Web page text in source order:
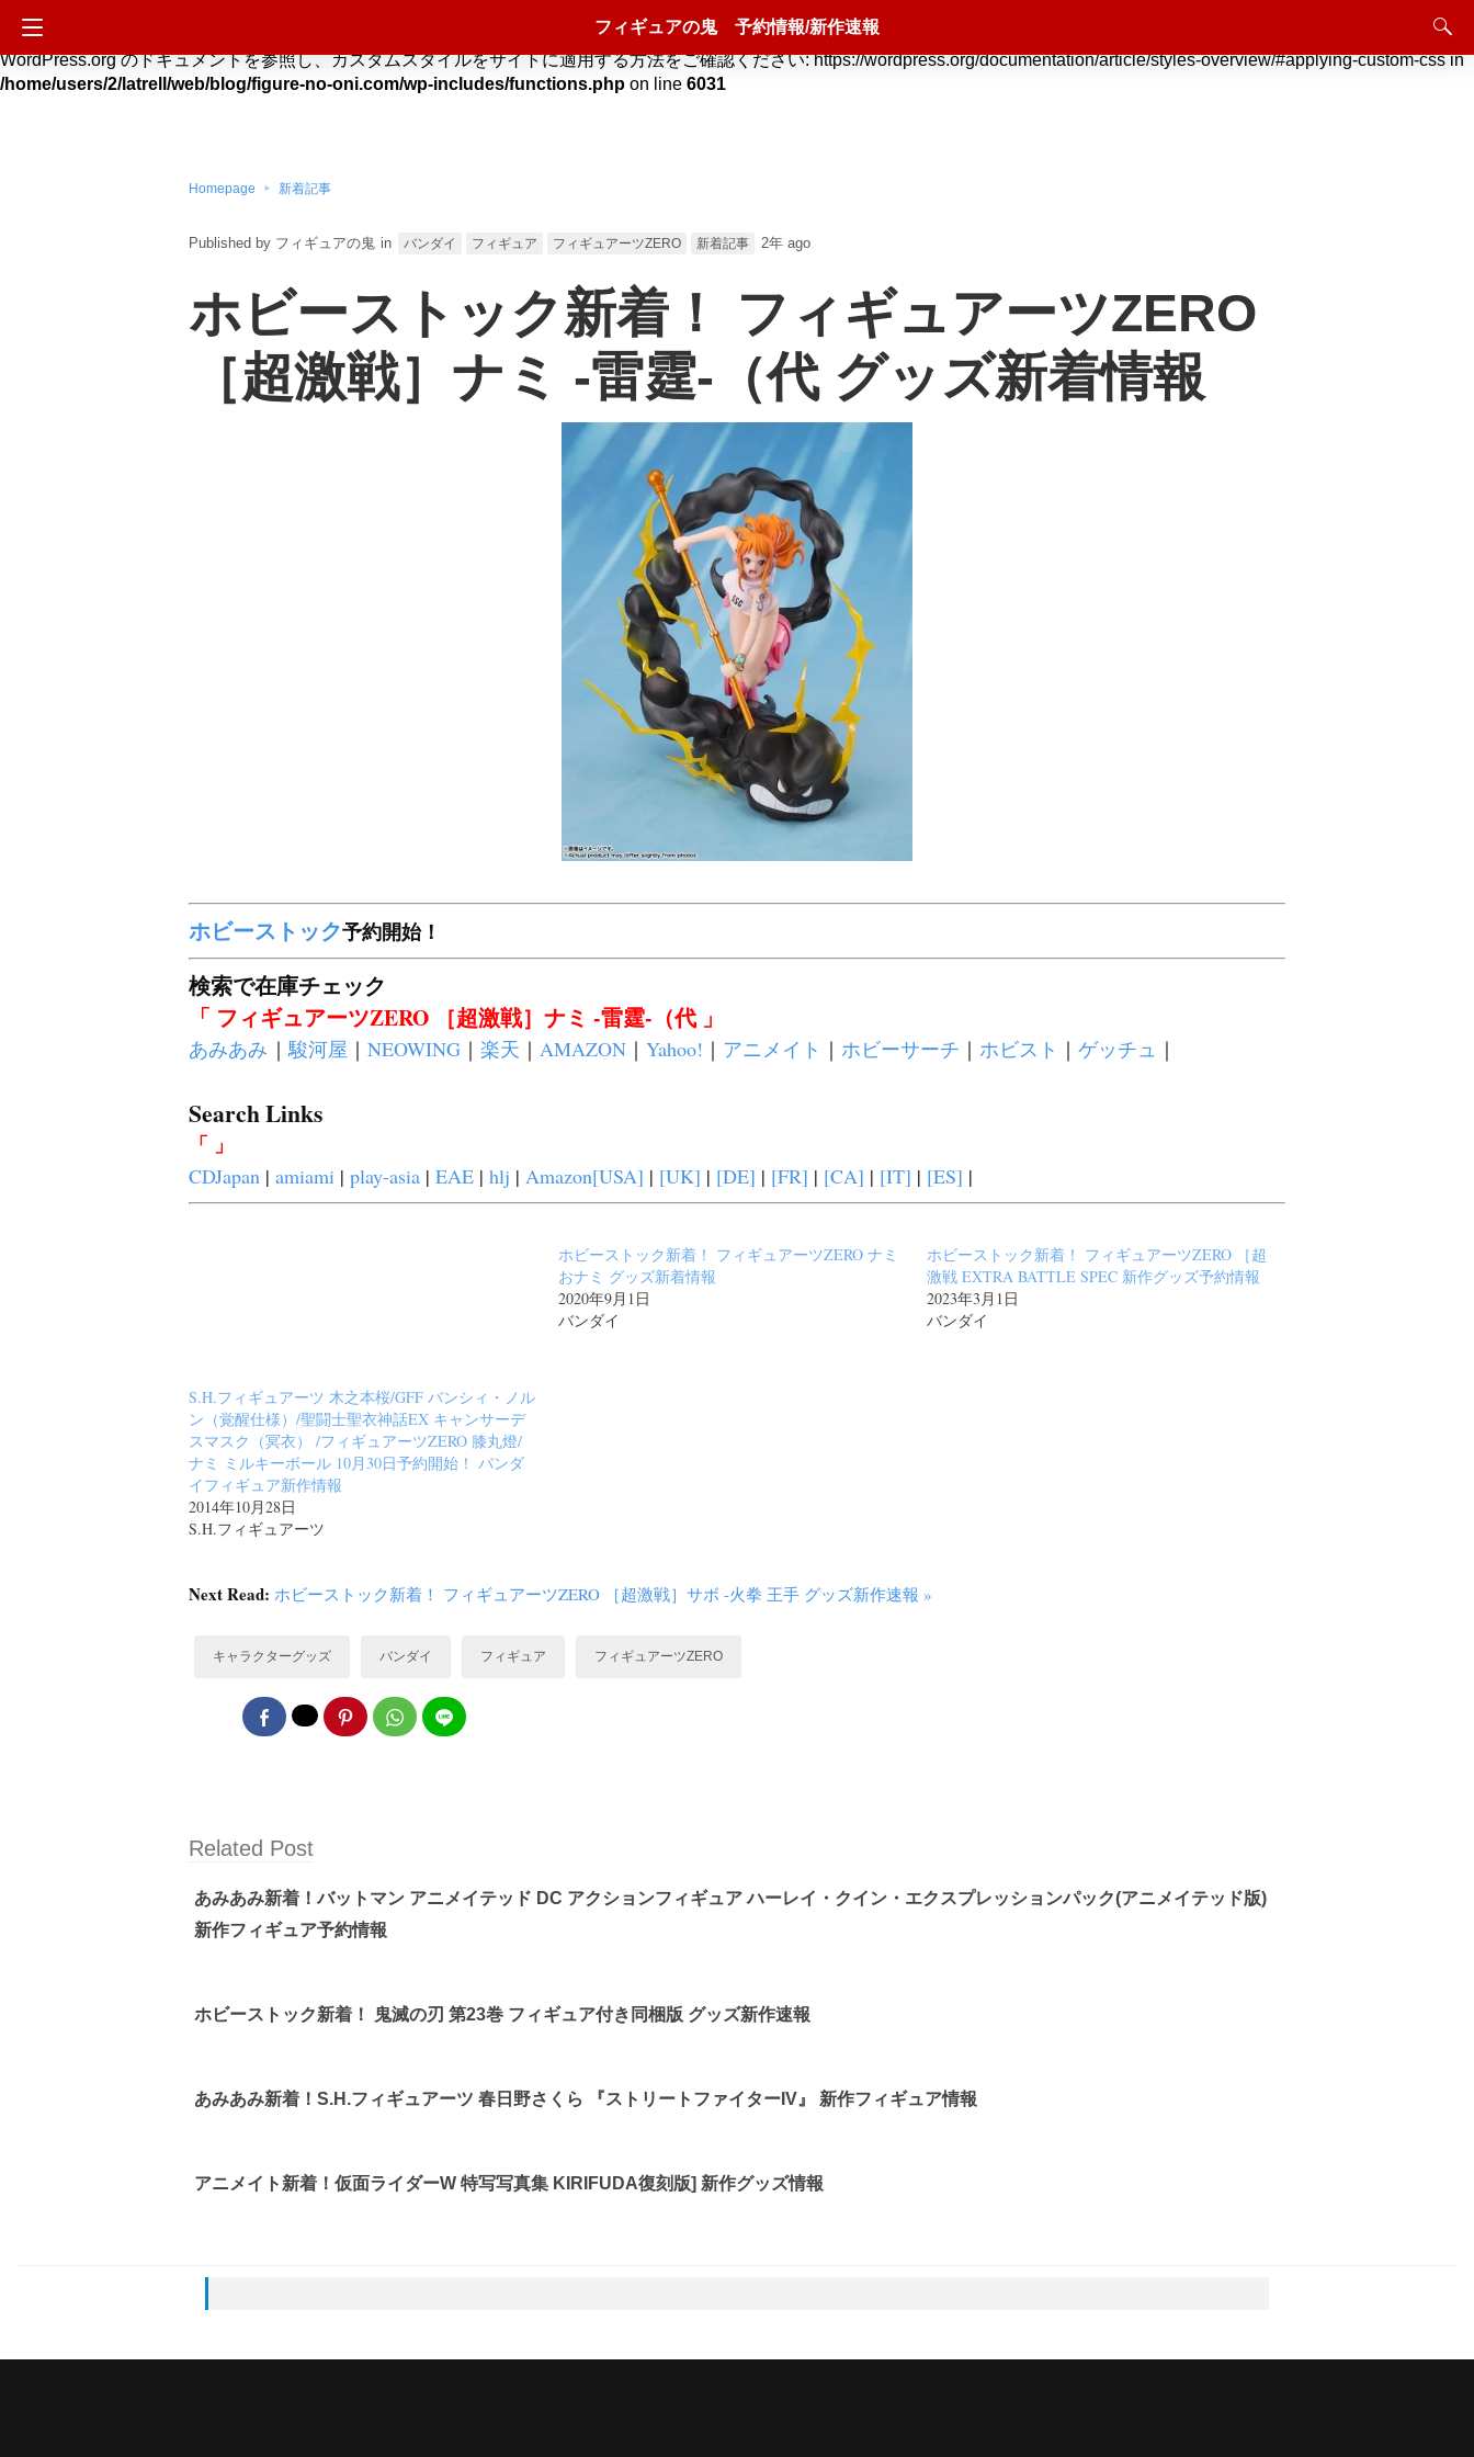
Deprecated
: Hook custom_css_loaded is deprecated since version jetpack-13.5! Use WordPress Custom CSS instead. Jetpack でのカスタム CSS のサポートは終了しました。
WordPress.org のドキュメントを参照し、カスタムスタイルをサイトに適用する方法をご確認ください: https://wordpress.org/documentation/article/styles-overview/#applying-custom-css in
/home/users/2/latrell/web/blog/figure-no-oni.com/wp-includes/functions.php on line 6031
フィギュアの鬼 予約情報/新作速報
Homepage 新着記事
フィギュアの鬼 in バンダイ フィギュア フィギュアーツZERO 新着記事 2年 ago
ホビーストック新着！ フィギュアーツZERO
［超激戦］ナミ -雷霆-（代 グッズ新着情報
ホビーストック予約開始！
検索で在庫チェック
「 フィギュアーツZERO ［超激戦］ナミ -雷霆-（代 」
あみあみ ｜駿河屋 ｜ NEOWING ｜ 楽天 ｜ AMAZON ｜ Yahoo! ｜ アニメイト ｜ ホビーサーチ ｜ ホビスト ｜ ゲッチュ ｜
Search Links
「 」
CDJapan | amiami | play-asia | EAE | hlj | Amazon[USA] | [UK] | [DE] | [FR] | [CA] | [IT] | [ES] |
S.H.フィギュアーツ 木之本桜/GFF バンシィ・ノル
ン（覚醒仕様）/聖闘士聖衣神話EX キャンサーデ
スマスク（冥衣） /フィギュアーツZERO 膝丸燈/
ナミ ミルキーボール 10月30日予約開始！ バンダ
イフィギュア新作情報
2014年10月28日
S.H.フィギュアーツ
ホビーストック新着！ フィギュアーツZERO ナミ
おナミ グッズ新着情報
2020年9月1日
バンダイ
ホビーストック新着！ フィギュアーツZERO ［超
激戦 EXTRA BATTLE SPEC 新作グッズ予約情報
2023年3月1日
バンダイ
Next Read: ホビーストック新着！ フィギュアーツZERO ［超激戦］サボ -火拳 王手 グッズ新作速報 »
キャラクターグッズ バンダイ フィギュア フィギュアーツZERO
Related Post
あみあみ新着！バットマン アニメイテッド DC アクションフィギュア ハーレイ・クイン・エクスプレッションパック(アニメイテッド版)
新作フィギュア予約情報
ホビーストック新着！ 鬼滅の刃 第23巻 フィギュア付き同梱版 グッズ新作速報
あみあみ新着！S.H.フィギュアーツ 春日野さくら 『ストリートファイターIV』 新作フィギュア情報
アニメイト新着！仮面ライダーW 特写写真集 KIRIFUDA復刻版] 新作グッズ情報